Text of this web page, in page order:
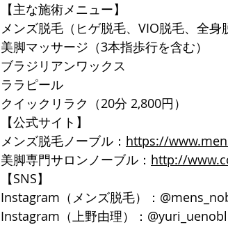
【主な施術メニュー】
メンズ脱毛（ヒゲ脱毛、VIO脱毛、全身
美脚マッサージ（3本指歩行を含む）
ブラジリアンワックス
ララピール
クイックリラク（20分 2,800円）
【公式サイト】
メンズ脱毛ノーブル： https://
美脚専門サロンノーブル： http://
【SNS】
Instagram（メンズ脱毛）：
Instagram（上野由理）：